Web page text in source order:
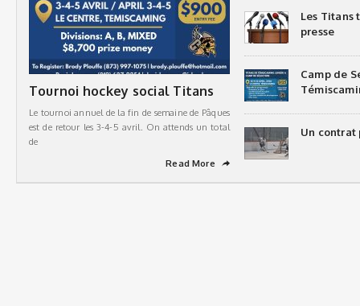
Tournoi hockey social Titans
Le tournoi annuel de la fin de semaine de Pâques
est de retour les 3-4-5 avril. On attends un total
de
Read More
➦
Les Titans
presse
Camp de
Un contrat